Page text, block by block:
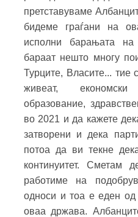
претставуваме
бидеме граѓани на
исполни барањата
бараат нешто многу
Турците, Власите... тие
живеат,
образование,
во 2021 и да кажете
затворени и дека
потоа да ви текне
континуитет. Сметам
работиме на
односи и тоа е еден од
оваа држава.